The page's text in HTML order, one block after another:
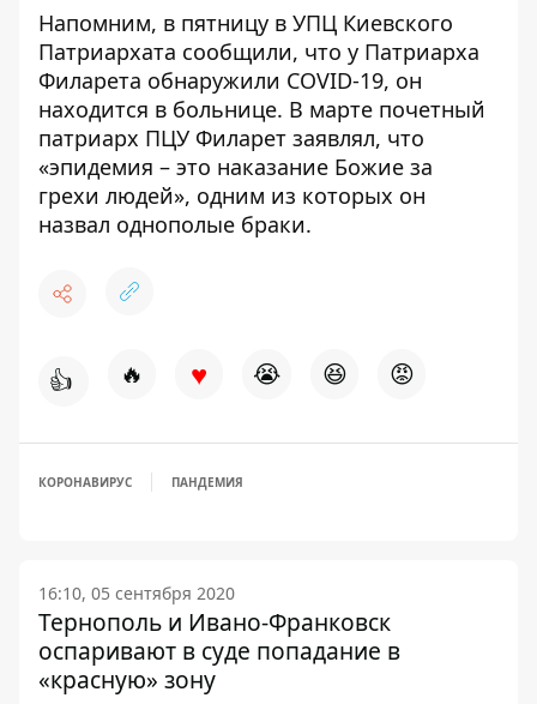
Напомним, в пятницу в УПЦ Киевского
Патриархата сообщили, что у Патриарха
Филарета обнаружили COVID-19, он
находится в больнице. В марте почетный
патриарх ПЦУ Филарет заявлял, что
«эпидемия – это наказание Божие за
грехи людей», одним из которых он
назвал однополые браки.
👍 🔥 ♥ 😭 😆 😡
КОРОНАВИРУС ПАНДЕМИЯ
16:10, 05 сентября 2020
Тернополь и Ивано-Франковск
оспаривают в суде попадание в
«красную» зону